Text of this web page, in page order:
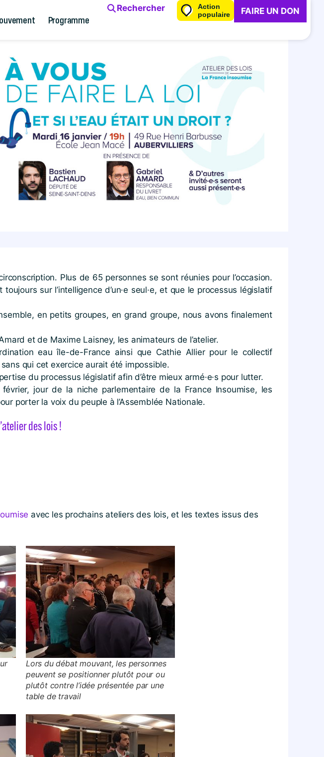
Programme
Rechercher
Action
populaire
FAIRE UN DON
Plus de 65 personnes se sont réunies pour l’occasion.
sur l’intelligence d’un·e seul·e, et que le processus législatif
en petits groupes, en grand groupe, nous avons finalement
et de Maxime Laisney, les animateurs de l’atelier.
eau île-de-France ainsi que Cathie Allier pour le collectif
sans qui cet exercice aurait été impossible.
du processus législatif afin d’être mieux armé·e·s pour lutter.
jour de la niche parlementaire de la France Insoumise, les
porter la voix du peuple à l’Assemblée Nationale.
des lois !
avec les prochains ateliers des lois, et les textes issus des
Lors du débat mouvant, les personnes
peuvent se positionner plutôt pour ou
plutôt contre l’idée présentée par une
table de travail